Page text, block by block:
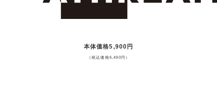
本体価格5,900円
（税込価格6,490円）